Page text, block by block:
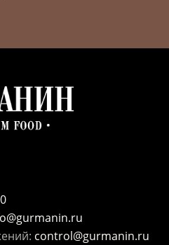
control@gurmanin.ru